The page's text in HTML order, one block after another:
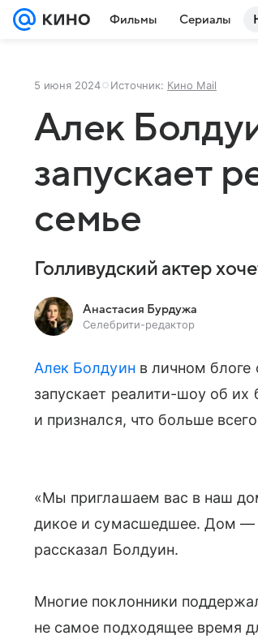
Фильмы Сериалы
5 июня 2024 Источник: Кино Mail
Алек
запускает
семье
Голливудский актер
Анастасия Бурдужа
Селебрити-редактор
Алек Болдуин в личном
запускает реалити-шоу об
и признался, что больше
«Мы приглашаем вас в наш
дикое и сумасшедшее. Дом —
рассказал Болдуин.
Многие поклонники
не самое подходящее время